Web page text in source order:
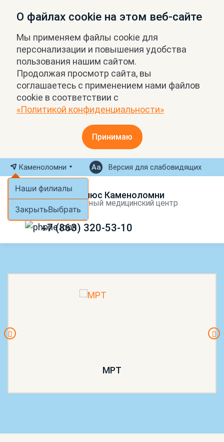
О файлах cookie на этом веб-сайте
Мы применяем файлы cookie для
персонализации и повышения удобства
пользования нашим сайтом.
Продолжая просмотр сайта, вы
соглашаетесь с применением нами файлов
cookie в соответствии с
«Политикой конфиденциальности»
Принимаю
Каменоломни
Наши филиалы
ЗакрытьВыбрать
Версия для слабовидящих
МРТ Плюс Каменоломни
Экспертный медицинский центр
+7 (863) 320-53-10
МРТ